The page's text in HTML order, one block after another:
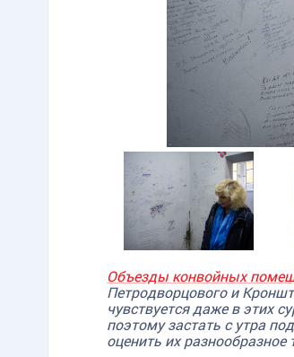
Объезды конвойных
Петродворцового и
чувствуется даже в этих
поэтому застать с утра
оценить их разнообразное